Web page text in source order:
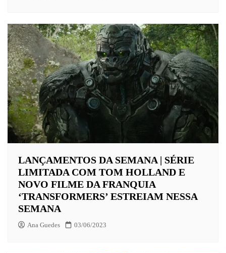
LANÇAMENTOS DA SEMANA | SÉRIE
LIMITADA COM TOM HOLLAND E
NOVO FILME DA FRANQUIA
‘TRANSFORMERS’ ESTREIAM NESSA
SEMANA
Ana Guedes 03/06/2023